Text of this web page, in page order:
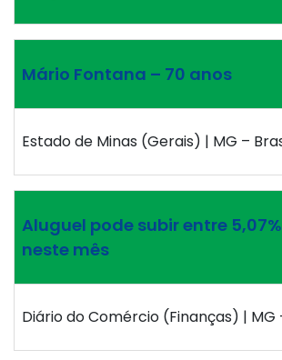
Mário Fontana – 70 anos
Estado de Minas (Gerais) | MG –
Aluguel pode subir entre
neste mês
Diário do Comércio (Finanças) | MG